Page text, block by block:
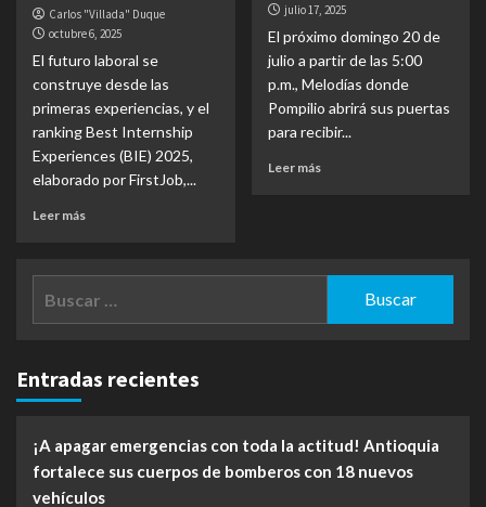
Carlos "Villada" Duque
octubre 6, 2025
El futuro laboral se
construye desde las
primeras experiencias, y el
ranking Best Internship
Experiences (BIE) 2025,
elaborado por FirstJob,...
Leer más
julio 17, 2025
El próximo domingo 20 de
julio a partir de las 5:00
p.m., Melodías donde
Pompilio abrirá sus puertas
para recibir...
Leer más
Entradas recientes
¡A apagar emergencias con toda la actitud! Antioquia
fortalece sus cuerpos de bomberos con 18 nuevos
vehículos